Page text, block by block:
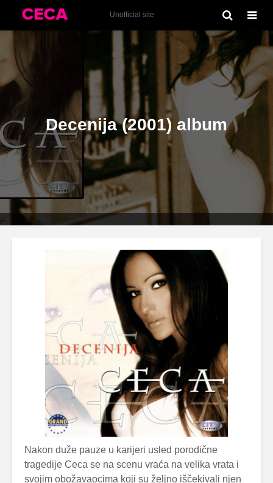
Unofficial site
Diskografija
Decenija (2001) album
Nakon duže pauze u karijeri usled porodične
tragedije Ceca se na scenu vraća na velika vrata i
svojim obožavaocima koji su željno iščekivali njen